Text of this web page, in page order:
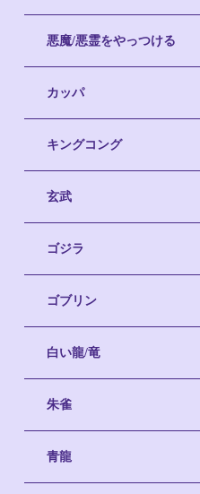
悪魔/悪霊をやっつける
カッパ
キングコング
玄武
ゴジラ
ゴブリン
白い龍/竜
朱雀
青龍